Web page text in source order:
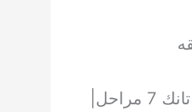
|اسعار فلاتر المياه المنزلية |فلاتر مياه امريكى |فلتر ماء منزلي |سعر فلتر تانك 7 مراحل|